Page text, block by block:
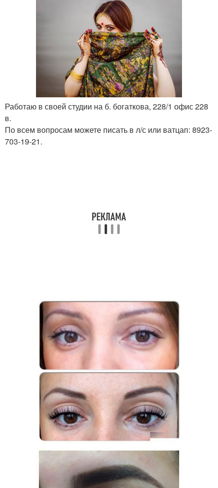
Работаю в своей студии на б. богаткова, 228/1 офис 228
в.
По всем вопросам можете писать в л/с или ватцап: 8923-
703-19-21.